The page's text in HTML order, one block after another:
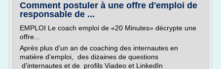
Comment postuler à une offre d'emploi de
responsable de ...
EMPLOI Le coach emploi de «20 Minutes» décrypte une
offre...
Après plus d'un an de coaching des internautes en
matière d'emploi, des dizaines de questions
d'internautes et de profils Viadeo et LinkedIn